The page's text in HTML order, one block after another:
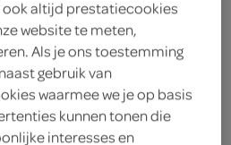
ook altijd prestatiecookies
website te meten,
Als je ons toestemming
gebruik van
waarmee we je op basis
kunnen tonen die
interesses en